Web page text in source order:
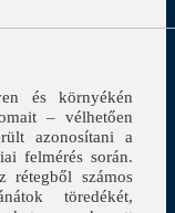
és környékén
– vélhetően
azonosítani a
felmérés során.
rétegből számos
töredékét,